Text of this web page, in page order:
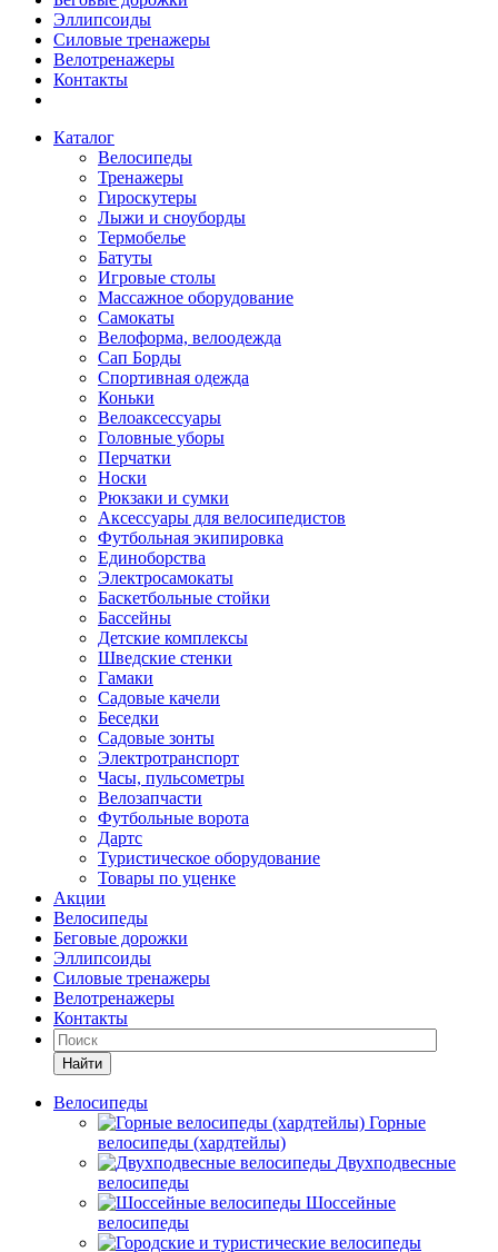
Эллипсоиды
Силовые тренажеры
Велотренажеры
Контакты
Каталог
Велосипеды
Тренажеры
Гироскутеры
Лыжи и сноуборды
Термобелье
Батуты
Игровые столы
Массажное оборудование
Самокаты
Велоформа, велоодежда
Сап Борды
Спортивная одежда
Коньки
Велоаксессуары
Головные уборы
Перчатки
Носки
Рюкзаки и сумки
Аксессуары для велосипедистов
Футбольная экипировка
Единоборства
Электросамокаты
Баскетбольные стойки
Бассейны
Детские комплексы
Шведские стенки
Гамаки
Садовые качели
Беседки
Садовые зонты
Электротранспорт
Часы, пульсометры
Велозапчасти
Футбольные ворота
Дартс
Туристическое оборудование
Товары по уценке
Акции
Велосипеды
Беговые дорожки
Эллипсоиды
Силовые тренажеры
Велотренажеры
Контакты
Найти
Велосипеды
Горные
велосипеды (хардтейлы)
Двухподвесные
велосипеды
Шоссейные
велосипеды